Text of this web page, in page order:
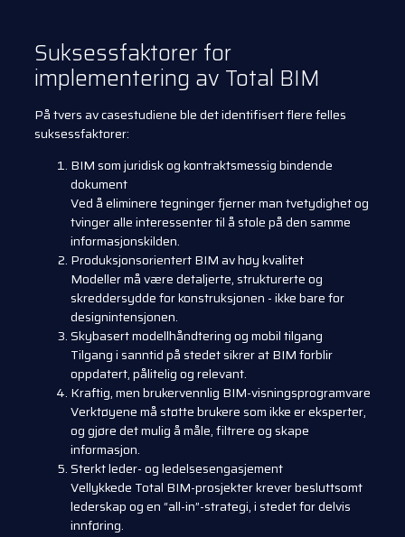
Suksessfaktorer for
implementering av Total BIM
På tvers av casestudiene ble det identifisert flere felles
suksessfaktorer:
BIM som juridisk og kontraktsmessig bindende
dokument
Ved å eliminere tegninger fjerner man tvetydighet og
tvinger alle interessenter til å stole på den samme
informasjonskilden.
Produksjonsorientert BIM av høy kvalitet
Modeller må være detaljerte, strukturerte og
skreddersydde for konstruksjonen - ikke bare for
designintensjonen.
Skybasert modellhåndtering og mobil tilgang
Tilgang i sanntid på stedet sikrer at BIM forblir
oppdatert, pålitelig og relevant.
Kraftig, men brukervennlig BIM-visningsprogramvare
Verktøyene må støtte brukere som ikke er eksperter,
og gjøre det mulig å måle, filtrere og skape
informasjon.
Sterkt leder- og ledelsesengasjement
Vellykkede Total BIM-prosjekter krever besluttsomt
lederskap og en “all-in”-strategi, i stedet for delvis
innføring.